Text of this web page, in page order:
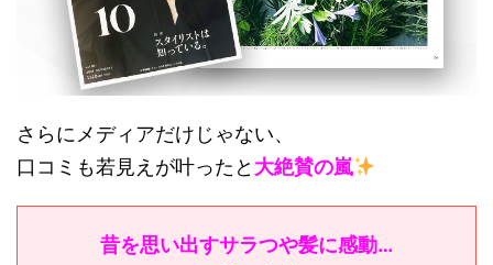
さらにメディアだけじゃない、
口コミも若見えが叶ったと 大絶賛の嵐
昔を思い出すサラつや髪に感動…